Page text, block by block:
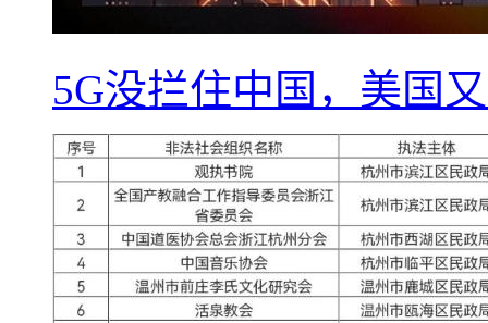
5G没拦住中国，美国